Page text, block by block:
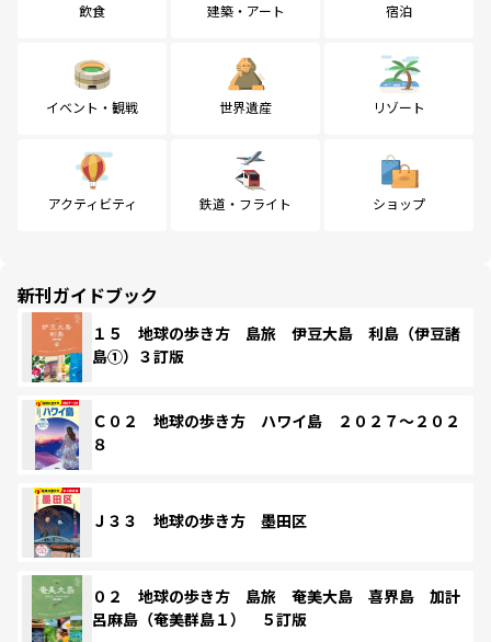
飲食 建築・アート 宿泊
イベント・観戦 世界遺産 リゾート
アクティビティ 鉄道・フライト ショップ
新刊ガイドブック
１５ 地球の歩き方 島旅 伊豆大島 利島（伊豆諸
島①）３訂版
Ｃ０２ 地球の歩き方 ハワイ島 ２０２７～２０２
８
Ｊ３３ 地球の歩き方 墨田区
０２ 地球の歩き方 島旅 奄美大島 喜界島 加計
呂麻島（奄美群島１） ５訂版